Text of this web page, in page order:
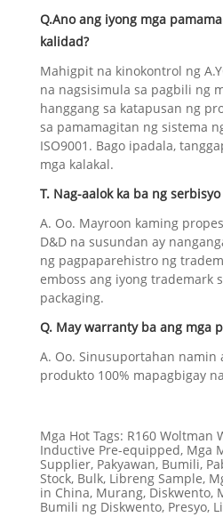
Q.Ano ang iyong mga
kalidad?
Mahigpit na kinokontrol ng
na nagsisimula sa pagbili ng
hanggang sa katapusan ng
sa pamamagitan ng sistema
ISO9001. Bago ipadala,
mga kalakal.
T. Nag-aalok ka ba ng
A. Oo. Mayroon kaming
D&D na susundan ay
ng pagpaparehistro ng
emboss ang iyong trademark
packaging.
Q. May warranty ba ang mga
A. Oo. Sinusuportahan namin
produkto 100% mapagbigay
Mga Hot Tags: R160 Woltman
Inductive Pre-equipped, Mga
Supplier, Pakyawan, Bumili,
Stock, Bulk, Libreng Sample,
in China, Murang, Diskwento,
Bumili ng Diskwento, Presyo,